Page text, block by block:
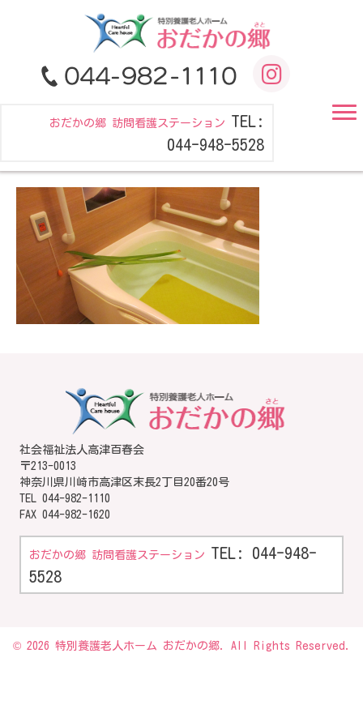
おだかの郷 訪問看護ステーション TEL:
044-948-5528
社会福祉法人高津百春会
〒213-0013
神奈川県川崎市高津区末長2丁目20番20号
TEL 044-982-1110
FAX 044-982-1620
おだかの郷 訪問看護ステーション TEL: 044-948-
5528
© 2026 特別養護老人ホーム おだかの郷. All Rights Reserved.